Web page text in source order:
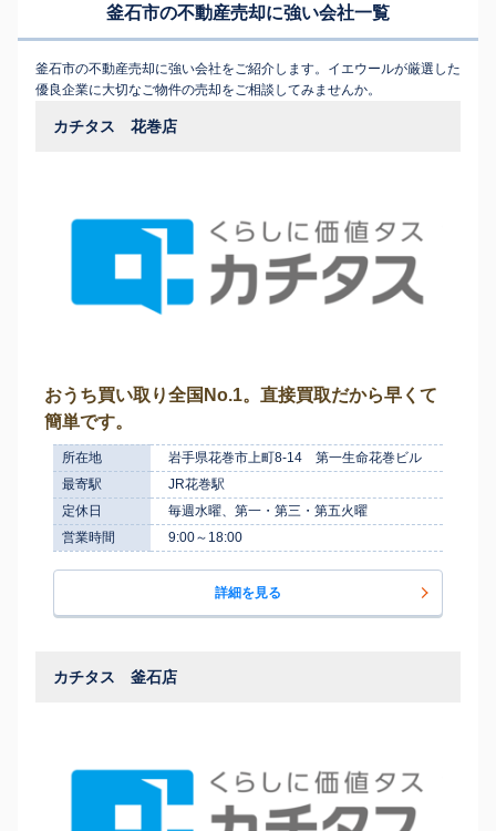
釜石市の不動産売却に強い会社一覧
釜石市の不動産売却に強い会社をご紹介します。イエウールが厳選した
優良企業に大切なご物件の売却をご相談してみませんか。
カチタス 花巻店
おうち買い取り全国No.1。直接買取だから早くて
簡単です。
所在地
岩手県花巻市上町8-14 第一生命花巻ビル
最寄駅
JR花巻駅
定休日
毎週水曜、第一・第三・第五火曜
営業時間
9:00～18:00
詳細を見る
カチタス 釜石店